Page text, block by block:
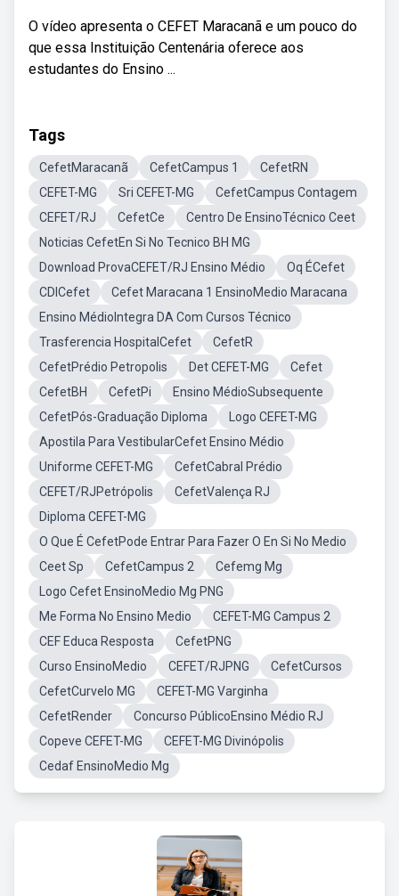
O vídeo apresenta o CEFET Maracanã e um pouco do
que essa Instituição Centenária oferece aos
estudantes do Ensino ...
Tags
CefetMaracanã CefetCampus 1
CefetRN
CEFET-MG
Sri CEFET-MG
CefetCampus Contagem
CEFET/RJ
CefetCe
Centro De EnsinoTécnico Ceet
Noticias CefetEn Si No Tecnico BH MG
Download ProvaCEFET/RJ Ensino Médio
Oq ÉCefet
CDICefet
Cefet Maracana 1 EnsinoMedio Maracana
Ensino MédioIntegra DA Com Cursos Técnico
Trasferencia HospitalCefet
CefetR
CefetPrédio Petropolis
Det CEFET-MG
Cefet
CefetBH
CefetPi
Ensino MédioSubsequente
CefetPós-Graduação Diploma
Logo CEFET-MG
Apostila Para VestibularCefet Ensino Médio
Uniforme CEFET-MG
CefetCabral Prédio
CEFET/RJPetrópolis
CefetValença RJ
Diploma CEFET-MG
O Que É CefetPode Entrar Para Fazer O En Si No Medio
Ceet Sp
CefetCampus 2
Cefemg Mg
Logo Cefet EnsinoMedio Mg PNG
Me Forma No Ensino Medio
CEFET-MG Campus 2
CEF Educa Resposta
CefetPNG
Curso EnsinoMedio
CEFET/RJPNG
CefetCursos
CefetCurvelo MG
CEFET-MG Varginha
CefetRender
Concurso PúblicoEnsino Médio RJ
Copeve CEFET-MG
CEFET-MG Divinópolis
Cedaf EnsinoMedio Mg